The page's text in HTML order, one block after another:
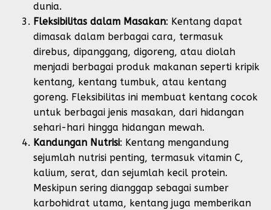
dunia.
Fleksibilitas dalam Masakan: Kentang dapat
dimasak dalam berbagai cara, termasuk
direbus, dipanggang, digoreng, atau diolah
menjadi berbagai produk makanan seperti kripik
kentang, kentang tumbuk, atau kentang
goreng. Fleksibilitas ini membuat kentang cocok
untuk berbagai jenis masakan, dari hidangan
sehari-hari hingga hidangan mewah.
Kandungan Nutrisi: Kentang mengandung
sejumlah nutrisi penting, termasuk vitamin C,
kalium, serat, dan sejumlah kecil protein.
Meskipun sering dianggap sebagai sumber
karbohidrat utama, kentang juga memberikan